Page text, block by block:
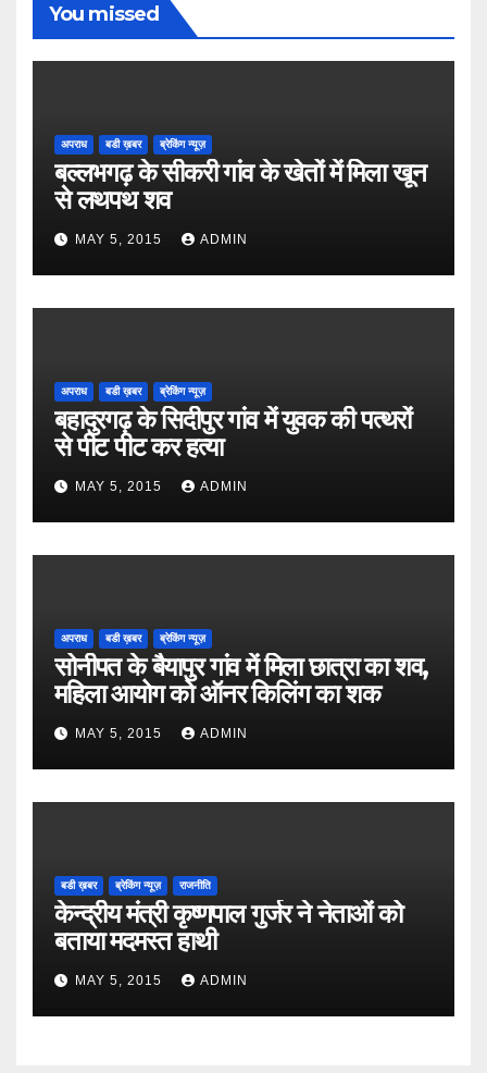
You missed
अपराध बडी ख़बर ब्रेकिंग न्यूज़
बल्लभगढ़ के सीकरी गांव के खेतों में मिला खून
से लथपथ शव
MAY 5, 2015 ADMIN
अपराध बडी ख़बर ब्रेकिंग न्यूज़
बहादुरगढ़ के सिदीपुर गांव में युवक की पत्थरों
से पीट पीट कर हत्या
MAY 5, 2015 ADMIN
अपराध बडी ख़बर ब्रेकिंग न्यूज़
सोनीपत के बैयापुर गांव में मिला छात्रा का शव,
महिला आयोग को ऑनर किलिंग का शक
MAY 5, 2015 ADMIN
बडी ख़बर ब्रेकिंग न्यूज़ राजनीति
केन्द्रीय मंत्री कृष्णपाल गुर्जर ने नेताओं को
बताया मदमस्त हाथी
MAY 5, 2015 ADMIN